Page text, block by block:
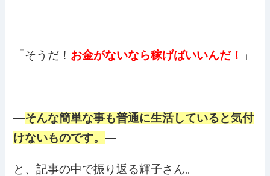
「そうだ！ お金がないなら稼げばいいんだ！ 」
—そんな簡単な事も普通に生活していると気付
けないものです。—
と、記事の中で振り返る輝子さん。